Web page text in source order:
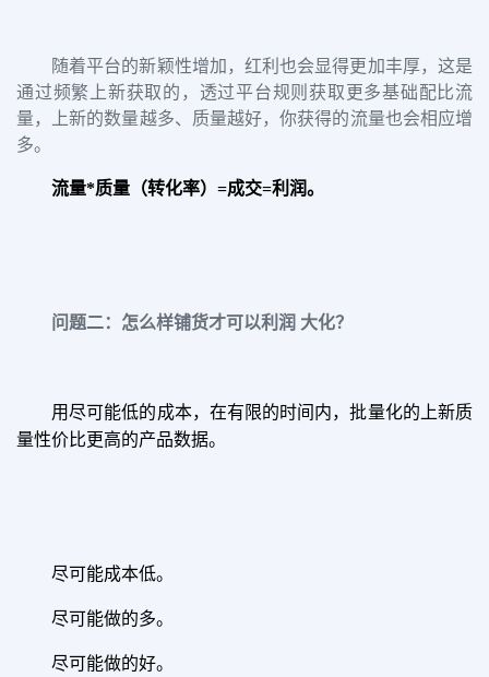
随着平台的新颖性增加，红利也会显得更加丰厚，这是
通过频繁上新获取的，透过平台规则获取更多基础配比流
量，上新的数量越多、质量越好，你获得的流量也会相应增
多。
流量*质量（转化率）=成交=利润。
问题二：怎么样铺货才可以利润 大化？
用尽可能低的成本，在有限的时间内，批量化的上新质
量性价比更高的产品数据。
尽可能成本低。
尽可能做的多。
尽可能做的好。